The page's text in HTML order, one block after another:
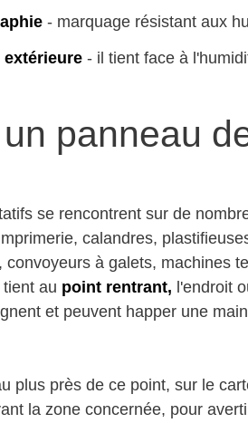
- marquage résistant aux
extérieure - il tient face à
panneau
se rencontrent sur de
calandres,
convoyeurs à galets, machines
au point rentrant, l'endroit
et peuvent happer une
plus près de ce point, sur le
la zone concernée, pour